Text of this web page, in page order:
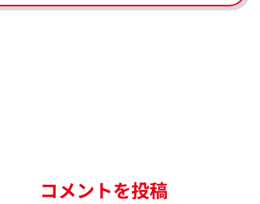
コメントを投稿